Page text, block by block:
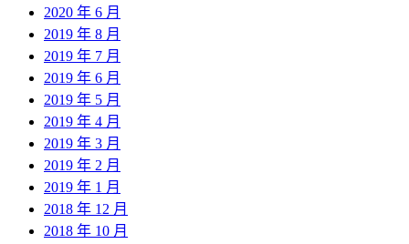
2020 年 6 月
2019 年 8 月
2019 年 7 月
2019 年 6 月
2019 年 5 月
2019 年 4 月
2019 年 3 月
2019 年 2 月
2019 年 1 月
2018 年 12 月
2018 年 10 月